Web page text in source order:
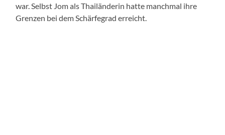
war. Selbst Jom als Thailänderin hatte manchmal ihre
Grenzen bei dem Schärfegrad erreicht.